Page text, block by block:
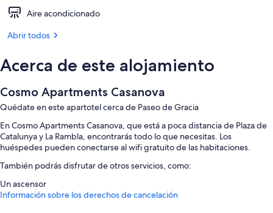
Aire acondicionado
Abrir todos
Acerca de este alojamiento
Cosmo Apartments Casanova
Quédate en este apartotel cerca de Paseo de Gracia
En Cosmo Apartments Casanova, que está a poca distancia de Plaza de
Catalunya y La Rambla, encontrarás todo lo que necesitas. Los
huéspedes pueden conectarse al wifi gratuito de las habitaciones.
También podrás disfrutar de otros servicios, como:
Un ascensor
Información sobre los derechos de cancelación